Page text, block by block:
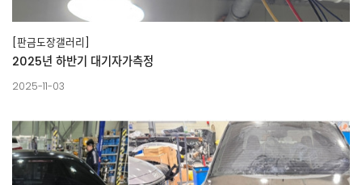
[판금도장갤러리]
2025년 하반기 대기자가측정
2025-11-03